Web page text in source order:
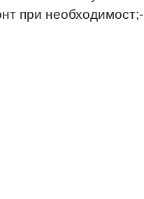
при необходимост;-